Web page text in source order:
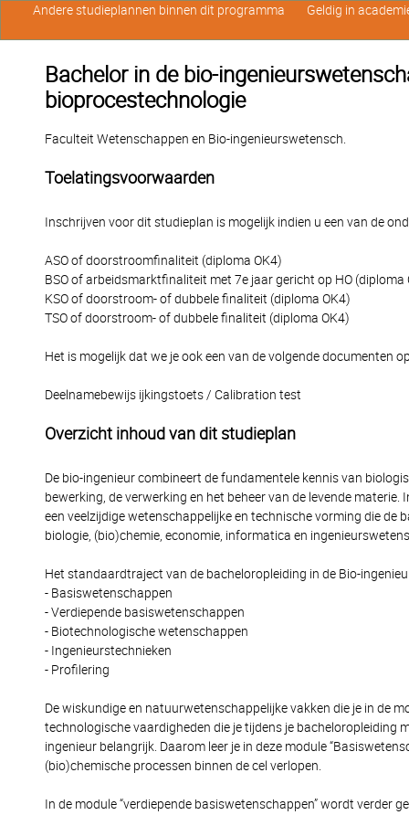
Bachelor in de bio-
bioprocestechnologie
Faculteit Wetenschappen en Bio-ingenieurswetensch.
Toelatingsvoorwaarden
Inschrijven voor dit studieplan is mogelijk indien u een van de
ASO of doorstroomfinaliteit (diploma OK4)
BSO of arbeidsmarktfinaliteit met 7e jaar gericht op HO (diploma
KSO of doorstroom- of dubbele finaliteit (diploma OK4)
TSO of doorstroom- of dubbele finaliteit (diploma OK4)
Het is mogelijk dat we je ook een van de volgende documenten
Deelnamebewijs ijkingstoets / Calibration test
Overzicht inhoud van dit studieplan
De bio-ingenieur combineert de fundamentele kennis van
bewerking, de verwerking en het beheer van de levende
een veelzijdige wetenschappelijke en technische vorming die
biologie, (bio)chemie, economie, informatica en
Het standaardtraject van de bacheloropleiding in de Bio-
- Basiswetenschappen
- Verdiepende basiswetenschappen
- Biotechnologische wetenschappen
- Ingenieurstechnieken
- Profilering
De wiskundige en natuurwetenschappelijke vakken die je in de
technologische vaardigheden die je tijdens je bacheloropleiding
ingenieur belangrijk. Daarom leer je in deze module
(bio)chemische processen binnen de cel verlopen.
In de module “verdiepende basiswetenschappen” wordt verder
Andere studieplannen binnen dit programma Geldig in